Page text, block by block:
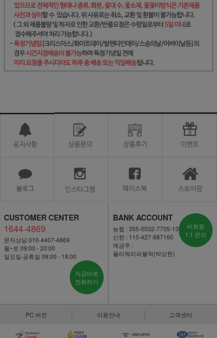
CUSTOMER CENTER
1644-4869
문자상담 010-4407-4869
월~토 09:00 - 20:00
일요일·공휴일 09:00 - 18:00
지금바로
전화하기
BANK ACCOUNT
농협 : 355-0032-7705-13
신한 : 110-427-887160
예금주 :
플라워리퍼블릭(박상현)
비회원
1:1 문의
PC 버전 이용안내 고객센터